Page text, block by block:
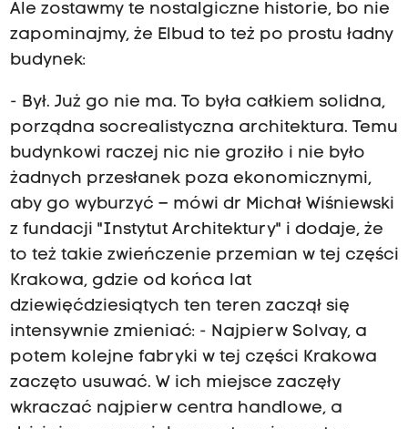
Ale zostawmy te nostalgiczne historie, bo nie
zapominajmy, że Elbud to też po prostu ładny
budynek:
- Był. Już go nie ma. To była całkiem solidna,
porządna socrealistyczna architektura. Temu
budynkowi raczej nic nie groziło i nie było
żadnych przesłanek poza ekonomicznymi,
aby go wyburzyć – mówi dr Michał Wiśniewski
z fundacji "Instytut Architektury" i dodaje, że
to też takie zwieńczenie przemian w tej części
Krakowa, gdzie od końca lat
dziewięćdziesiątych ten teren zaczął się
intensywnie zmieniać: - Najpierw Solvay, a
potem kolejne fabryki w tej części Krakowa
zaczęto usuwać. W ich miejsce zaczęły
wkraczać najpierw centra handlowe, a